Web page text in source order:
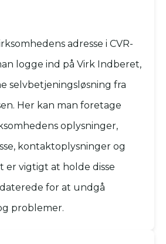
adresse i CVR-
logge ind på Virk Indberet,
selvbetjeningsløsning fra
Her kan man foretage
oplysninger,
kontaktoplysninger og
er vigtigt at holde disse
for at undgå
problemer.